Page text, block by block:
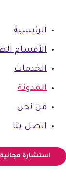
الرئيسية
الأقسام
الخدمات
المدونة
من نحن
اتصل بنا
استشارة مجانية